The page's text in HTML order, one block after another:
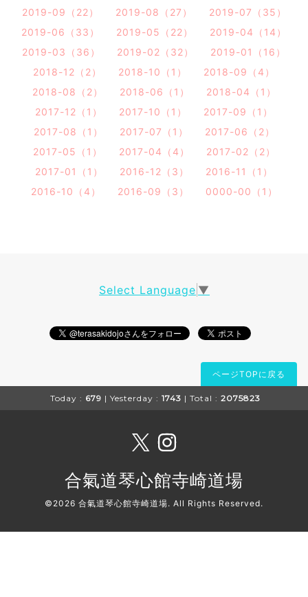
2019-09（22）
2019-08（27）
2019-07（35）
2019-06（33）
2019-05（22）
2019-04（14）
2019-03（36）
2019-02（32）
2019-01（16）
2018-12（2）
2018-10（1）
2018-09（4）
2018-08（2）
2018-06（1）
2018-04（1）
2017-12（1）
2017-10（1）
2017-09（1）
2017-08（1）
2017-07（1）
2017-06（2）
2017-05（1）
2017-04（4）
2017-02（2）
2017-01（1）
2016-12（3）
2016-11（1）
2016-10（4）
2016-09（3） 0000-00（1）
Select Language ▼
ページTOPに戻る
Today : 679 | Yesterday : 1743 | Total : 2075823
合氣道琴心館寺崎道場
©2026 合氣道琴心館寺崎道場. All Rights Reserved.